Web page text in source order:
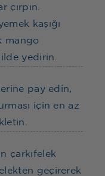
çırpın.
kaşığı
mango
yedirin.
pay edin,
için en az
çarkıfelek
geçirerek